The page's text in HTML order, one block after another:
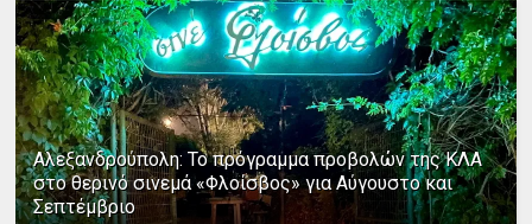
Αλεξανδρούπολη: Το πρόγραμμα προβολών της ΚΛΑ
στο θερινό σινεμά «Φλοίσβος» για Αύγουστο και
Σεπτέμβριο